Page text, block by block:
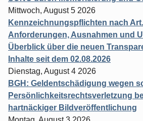
Mittwoch, August 5 2026
Kennzeichnungspflichten nach
Anforderungen, Ausnahmen und
Überblick über die neuen
Inhalte seit dem 02.08.2026
Dienstag, August 4 2026
BGH: Geldentschädigung wegen
Persönlichkeitsrechtsverletzung
hartnäckiger Bildveröffentlichung